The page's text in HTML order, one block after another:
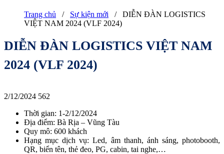
Trang chủ / Sự kiện mới / DIỄN ĐÀN LOGISTICS
VIỆT NAM 2024 (VLF 2024)
DIỄN ĐÀN LOGISTICS VIỆT NAM
2024 (VLF 2024)
2/12/2024 562
Thời gian: 1-2/12/2024
Địa điểm: Bà Rịa – Vũng Tàu
Quy mô: 600 khách
Hạng mục dịch vụ:Led, âm thanh, ánh sáng, photobooth,
QR, biển tên, thẻ đeo, PG, cabin, tai nghe,…